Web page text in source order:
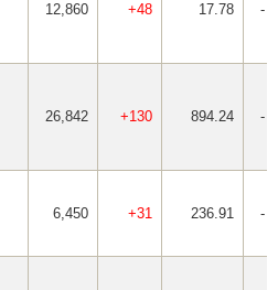
12,860 +48 17.78 -
26,842 +130 894.24 -
6,450 +31 236.91 -